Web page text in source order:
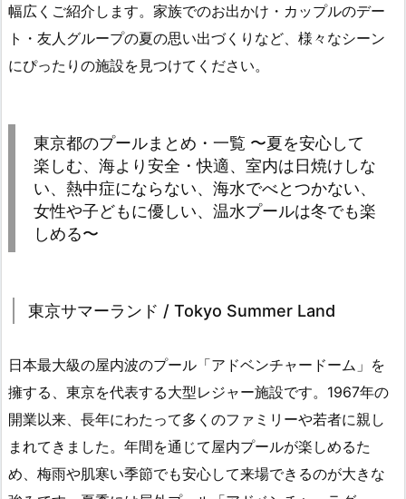
幅広くご紹介します。家族でのお出かけ・カップルのデー
ト・友人グループの夏の思い出づくりなど、様々なシーン
にぴったりの施設を見つけてください。
東京都のプールまとめ・一覧 〜夏を安心して
楽しむ、海より安全・快適、室内は日焼けしな
い、熱中症にならない、海水でべとつかない、
女性や子どもに優しい、温水プールは冬でも楽
しめる〜
東京サマーランド / Tokyo Summer Land
日本最大級の屋内波のプール「アドベンチャードーム」を
擁する、東京を代表する大型レジャー施設です。1967年の
開業以来、長年にわたって多くのファミリーや若者に親し
まれてきました。年間を通じて屋内プールが楽しめるた
め、梅雨や肌寒い季節でも安心して来場できるのが大きな